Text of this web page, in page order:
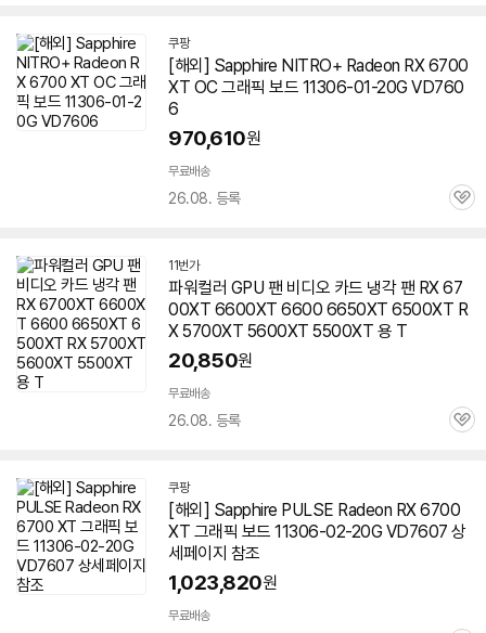
쿠팡
[해외] Sapphire NITRO+ Radeon RX 6700
XT OC 그래픽 보드 11306-01-20G VD760
6
970,610원
무료배송
26.08. 등록
관
11번가
파워컬러 GPU 팬 비디오 카드 냉각 팬 RX67
00XT 6600XT 6600 6650XT 6500XT R
X 5700XT 5600XT 5500XT 용 T
20,850원
무료배송
26.08. 등록
관
쿠팡
[해외] Sapphire PULSE Radeon RX 6700
XT 그래픽 보드 11306-02-20G VD7607 상
세페이지 참조
1,023,820원
무료배송